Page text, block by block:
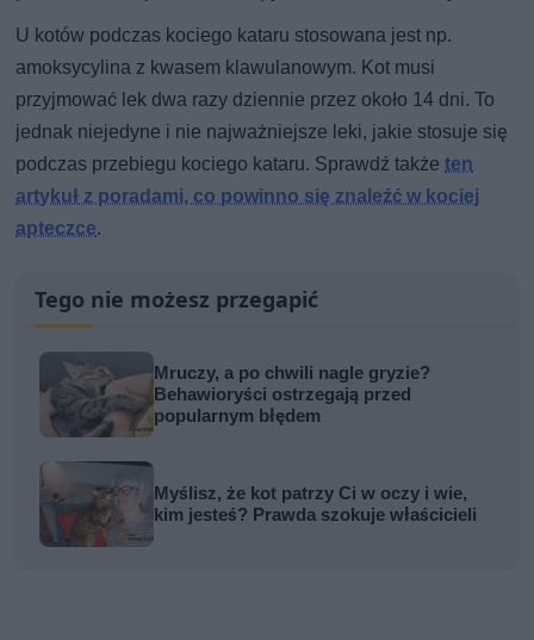
U kotów podczas kociego kataru stosowana jest np.
amoksycylina z kwasem klawulanowym. Kot musi
przyjmować lek dwa razy dziennie przez około 14 dni. To
jednak niejedyne i nie najważniejsze leki, jakie stosuje się
podczas przebiegu kociego kataru. Sprawdź takżeten
artykuł z poradami, co powinno się znaleźć w kociej
apteczce.
Tego nie możesz przegapić
Mruczy, a po chwili nagle gryzie?
Behawioryści ostrzegają przed
popularnym błędem
Myślisz, że kot patrzy Ci w oczy i wie,
kim jesteś? Prawda szokuje właścicieli